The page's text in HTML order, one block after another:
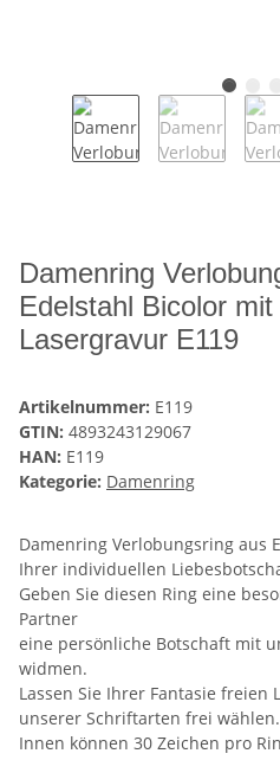
Damenring
Edelstahl Bicolor
Lasergravur E119
Artikelnummer: E119
GTIN: 4893243129067
HAN: E119
Kategorie: Damenring
Damenring Verlobungsring aus
Ihrer individuellen
Geben Sie diesen Ring eine
Partner
eine persönliche Botschaft mit
widmen.
Lassen Sie Ihrer Fantasie freien
unserer Schriftarten frei wählen.
Innen können 30 Zeichen pro